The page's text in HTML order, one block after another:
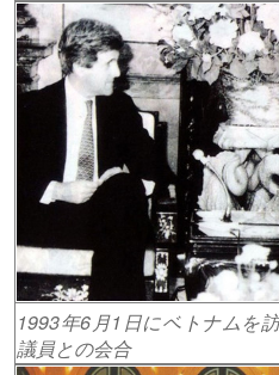
1993年6月1日にベトナムを
議員との会合